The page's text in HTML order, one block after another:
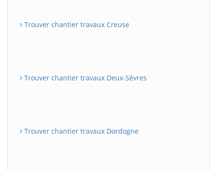
Trouver chantier travaux Creuse
Trouver chantier travaux Deux-Sèvres
Trouver chantier travaux Dordogne